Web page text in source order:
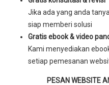
Jika ada yang anda
siap memberi solusi
Gratis ebook & video
Kami menyediakan
setiap pemesanan
PESAN WEBSITE